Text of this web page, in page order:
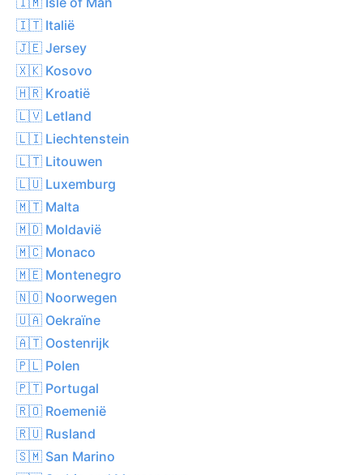
🇮🇹 Italië
🇯🇪 Jersey
🇽🇰 Kosovo
🇭🇷 Kroatië
🇱🇻 Letland
🇱🇮 Liechtenstein
🇱🇹 Litouwen
🇱🇺 Luxemburg
🇲🇹 Malta
🇲🇩 Moldavië
🇲🇨 Monaco
🇲🇪 Montenegro
🇳🇴 Noorwegen
🇺🇦 Oekraïne
🇦🇹 Oostenrijk
🇵🇱 Polen
🇵🇹 Portugal
🇷🇴 Roemenië
🇷🇺 Rusland
🇸🇲 San Marino